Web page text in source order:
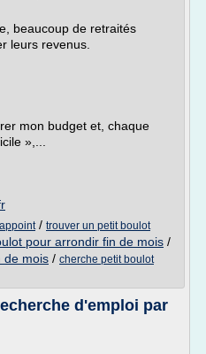
beaucoup de retraités
leurs revenus.
mon budget et, chaque
»,...
/ trouver un petit boulot
pour arrondir fin de mois /
de mois / cherche petit boulot
d'emploi par